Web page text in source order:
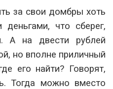
за свои домбры хоть
что сберег,
А на двести рублей
но вполне приличный
его найти? Говорят,
Тогда можно вместо